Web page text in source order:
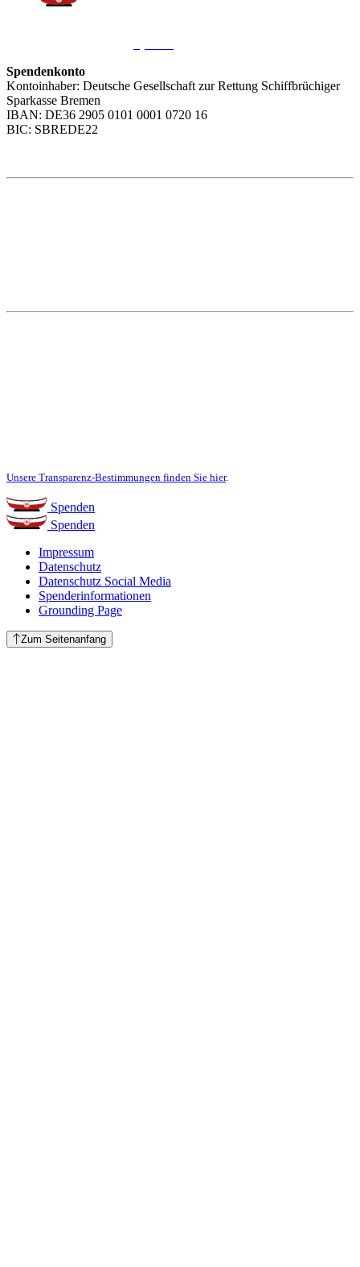
Spendenkonto
Kontoinhaber: Deutsche Gesellschaft zur Rettung Schiffbrüchiger
Sparkasse Bremen
IBAN: DE36 2905 0101 0001 0720 16
BIC: SBREDE22
Unsere Transparenz-Bestimmungen finden Sie hier.
Spenden
Spenden
Impressum
Datenschutz
Datenschutz Social Media
Spenderinformationen
Grounding Page
Zum Seitenanfang